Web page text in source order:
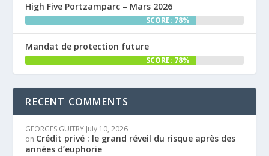
High Five Portzamparc – Mars 2026
SCORE: 78%
Mandat de protection future
SCORE: 78%
RECENT COMMENTS
GEORGES GUITRY July 10, 2026
on Crédit privé : le grand réveil du risque après des
années d’euphorie